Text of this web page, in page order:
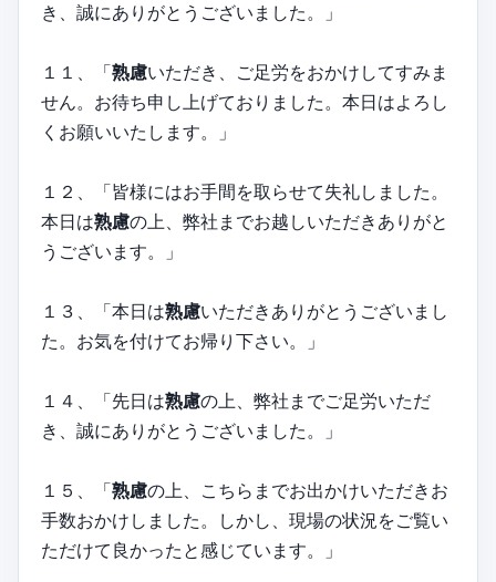
き、誠にありがとうございました。」
１１、「熟慮いただき、ご足労をおかけしてすみま
せん。お待ち申し上げておりました。本日はよろし
くお願いいたします。」
１２、「皆様にはお手間を取らせて失礼しました。
本日は熟慮の上、弊社までお越しいただきありがと
うございます。」
１３、「本日は熟慮いただきありがとうございまし
た。お気を付けてお帰り下さい。」
１４、「先日は熟慮の上、弊社までご足労いただ
き、誠にありがとうございました。」
１５、「熟慮の上、こちらまでお出かけいただきお
手数おかけしました。しかし、現場の状況をご覧い
ただけて良かったと感じています。」